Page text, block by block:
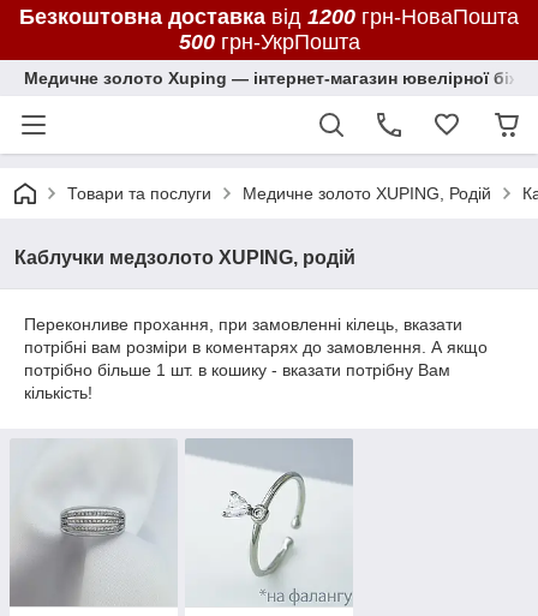
Безкоштовна доставка від 1200 грн-НоваПошта
500грн-УкрПошта
Медичне золото Xuping — інтернет-магазин ювелірної
Товари та послуги Медичне золото XUPING, Родій
Каблучки медзолото XUPING, родій
Переконливе прохання, при замовленні кілець, вказати
потрібні вам розміри в коментарях до замовлення. А якщо
потрібно більше 1 шт. в кошику - вказати потрібну Вам
кількість!